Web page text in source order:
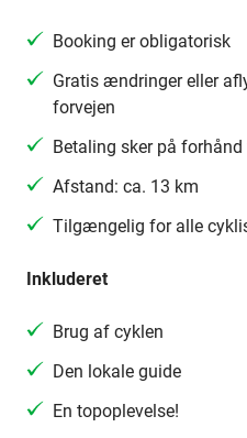
Booking er obligatorisk
Gratis ændringer eller
forvejen
Betaling sker på
Afstand: ca. 13 km
Tilgængelig for alle
Inkluderet
Brug af cyklen
Den lokale guide
En topoplevelse!